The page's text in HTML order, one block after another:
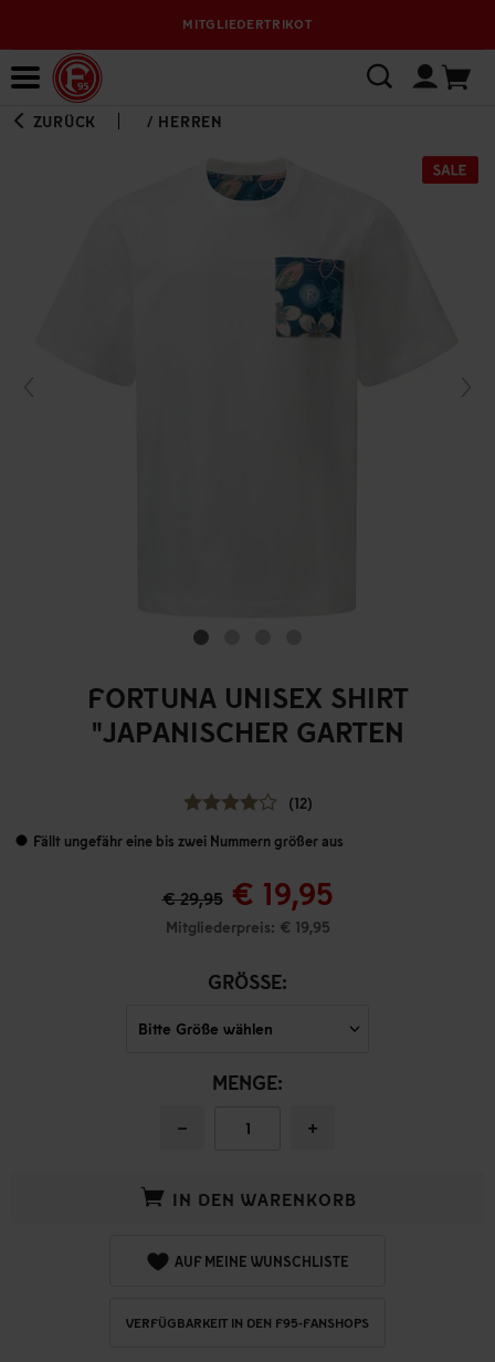
MITGLIEDERTRIKOT
ZURÜCK / HERREN
FORTUNA UNISEX SHIRT
"JAPANISCHER GARTEN
(12)
Fällt ungefähr eine bis zwei Nummern größer aus
€ 29,95 € 19,95
Mitgliederpreis: € 19,95
GRÖSSE:
MENGE:
− +
IN DEN WARENKORB
AUF MEINE WUNSCHLISTE
VERFÜGBARKEIT IN DEN F95-FANSHOPS